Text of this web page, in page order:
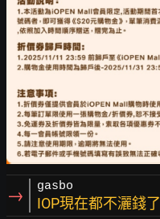
→ gasbo
IOP現在都不灑錢了